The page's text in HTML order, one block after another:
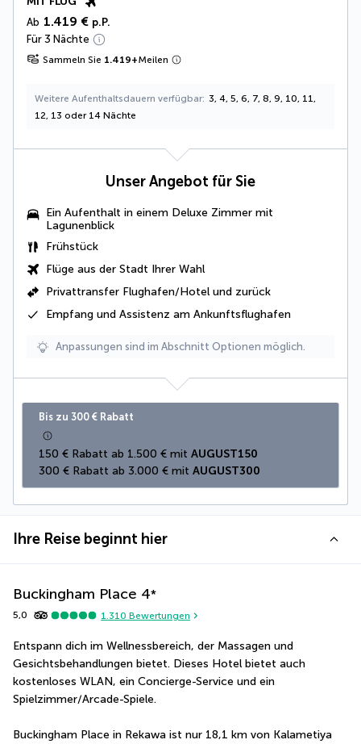
Ab 1.419 € p.P.
Für 3 Nächte
Sammeln Sie 1.419+Meilen
Weitere Aufenthaltsdauern verfügbar 3, 4, 5, 6, 7, 8, 9, 10, 11,
12, 13 oder 14 Nächte
Unser Angebot für Sie
Ein Aufenthalt in einem Deluxe Zimmer mit
Lagunenblick
Frühstück
Flüge aus der Stadt Ihrer Wahl
Privattransfer Flughafen/Hotel und zurück
Empfang und Assistenz am Ankunftsflughafen
Anpassungen sind im Abschnitt Optionen möglich.
Bis zu 300 € Rabatt
150 € Rabatt ab 1.500 € mit AUGUST150
300 € Rabatt ab 3.000 € mit AUGUST300
Ihre Reise beginnt hier
Buckingham Place 4*
5,0 1.310 Bewertungen
Entspann dich im Wellnessbereich, der Massagen und
Gesichtsbehandlungen bietet. Dieses Hotel bietet auch
kostenloses WLAN, ein Concierge-Service und ein
Spielzimmer/Arcade-Spiele.
Buckingham Place in Rekawa ist nur 18,1 km von Kalametiya